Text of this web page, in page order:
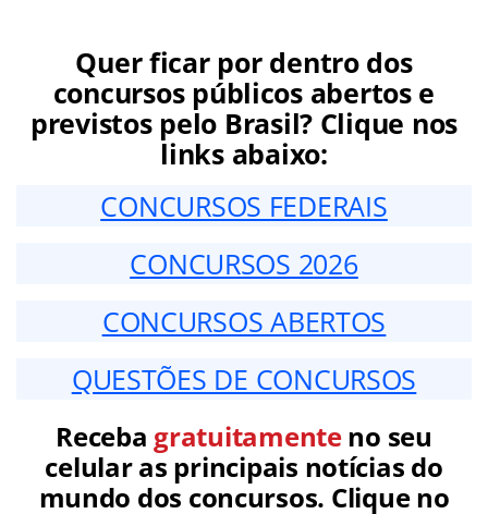
Quer ficar por dentro dos
concursos públicos abertos e
previstos pelo Brasil? Clique nos
links abaixo:
CONCURSOS FEDERAIS
CONCURSOS 2026
CONCURSOS ABERTOS
QUESTÕES DE CONCURSOS
Receba gratuitamenteno seu
celular as principais notícias do
mundo dos concursos. Clique no